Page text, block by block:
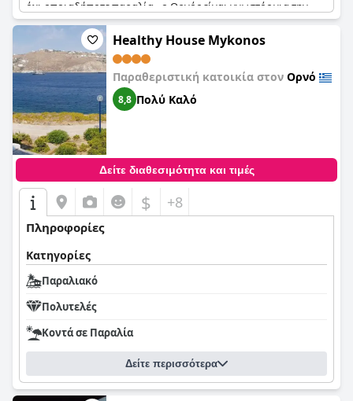
όχι οποιαδήποτε παραλία - ο Ορνός είναι γνωστός για την
οικειότητα και τη φιλικότητά του, γεγονός που τον καθιστά
την καλύτερη οικογενειακή παραλία της Μυκόνου. Στο
Kostantis, θα έχετε ακόμη και πρόσβαση σε μια παραλία με
άνετες καρέκλες και υπηρεσία ποτών. Και μην ανησυχείτε για
το πρωινό - σερβίρεται στο παραλιακό εστιατόριο, όπου
μπορείτε να απολαύσετε εξαιρετικό φαγητό ακριβώς πάνω
στο νερό. Επιπλέον, οι ιδιοκτήτες είναι γνωστό ότι είναι οι
καλύτεροι, κάνοντας τη διαμονή σας ακόμα πιο αξέχαστη.
Γιατί λοιπόν να περιμένετε; Κλείστε τη διαμονή σας τώρα και
απολαύστε την παραδεισένια παραλία του Ορνού ακριβώς
πίσω από τοKostantis Summer Villas and Suites.
Healthy House Mykonos
Παραθεριστική κατοικία στον Ορνό
8,8 Πολύ Καλό
Δείτε διαθεσιμότητα και τιμές
$ +8
Πληροφορίες
Κατηγορίες
Παραλιακό
Πολυτελές
Κοντά σε Παραλία
Δείτε περισσότερα